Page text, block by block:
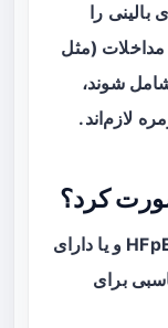
بالینی را
مداخلات (مثل
شوند،
لازم‌اند.
کرد؟
اگر شما یا یکی از نزدیکانتان مبتلا به HFpEF و یا دارای
برای